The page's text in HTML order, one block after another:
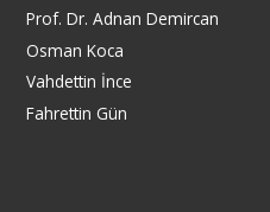
Prof. Dr. Adnan Demircan
Osman Koca
Vahdettin İnce
Fahrettin Gün